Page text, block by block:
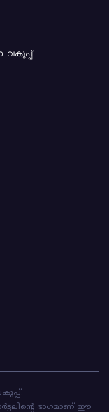
വകുപ്പ്
ഭാഗമാണ് ഈ